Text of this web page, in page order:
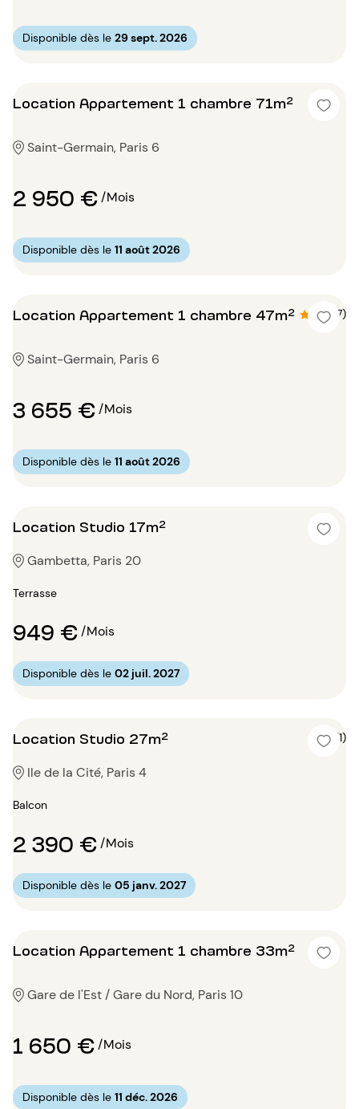
Disponible dès le 29 sept. 2026
Location Appartement 1 chambre 71m²
Saint-Germain, Paris 6
2 950 €/Mois
Disponible dès le 11 août 2026
Location Appartement 1 chambre 47m² 4.3 (7)
Saint-Germain, Paris 6
3 655 €/Mois
Disponible dès le 11 août 2026
Location Studio 17m²
Gambetta, Paris 20
Terrasse
949 €/Mois
Disponible dès le 02 juil. 2027
Location Studio 27m² 5 (1)
Ile de la Cité, Paris 4
Balcon
2 390 €/Mois
Disponible dès le 05 janv. 2027
Location Appartement 1 chambre 33m²
Gare de l'Est / Gare du Nord, Paris 10
1 650 €/Mois
Disponible dès le 11 déc. 2026